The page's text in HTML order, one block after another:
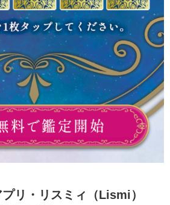
リ・リスミィ（Lismi）